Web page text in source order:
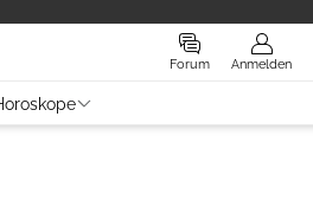
Forum Anmelden